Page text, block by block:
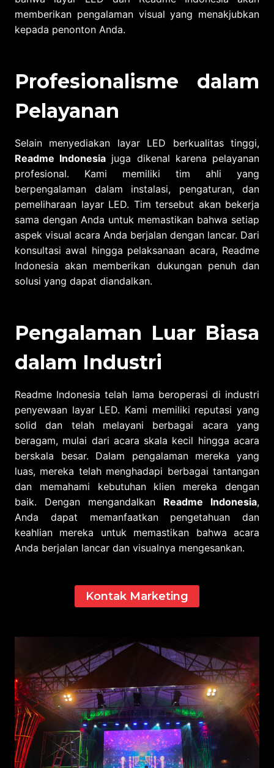
memberikan pengalaman visual yang menakjubkan
kepada penonton Anda.
Profesionalisme dalam
Pelayanan
Selain menyediakan layar LED berkualitas tinggi,
Readme Indonesia juga dikenal karena pelayanan
profesional. Kami memiliki tim ahli yang
berpengalaman dalam instalasi, pengaturan, dan
pemeliharaan layar LED. Tim tersebut akan bekerja
sama dengan Anda untuk memastikan bahwa setiap
aspek visual acara Anda berjalan dengan lancar. Dari
konsultasi awal hingga pelaksanaan acara, Readme
Indonesia akan memberikan dukungan penuh dan
solusi yang dapat diandalkan.
Pengalaman Luar Biasa
dalam Industri
Readme Indonesia telah lama beroperasi di industri
penyewaan layar LED. Kami memiliki reputasi yang
solid dan telah melayani berbagai acara yang
beragam, mulai dari acara skala kecil hingga acara
berskala besar. Dalam pengalaman mereka yang
luas, mereka telah menghadapi berbagai tantangan
dan memahami kebutuhan klien mereka dengan
baik. Dengan mengandalkan Readme Indonesia,
Anda dapat memanfaatkan pengetahuan dan
keahlian mereka untuk memastikan bahwa acara
Anda berjalan lancar dan visualnya mengesankan.
Kontak Marketing